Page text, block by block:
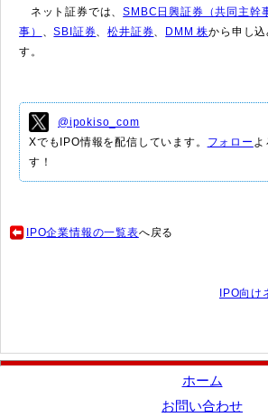
ネット証券では、SMBC日興証券（共同主幹
事）
、SBI証券 、松井証券 DMM 株から申し
す。
@ipokiso_com
XでもIPO情報を配信しています。 フォロー
す！
IPO企業情報の一覧表へ戻る
IPO向け
ホーム
お問い合わせ